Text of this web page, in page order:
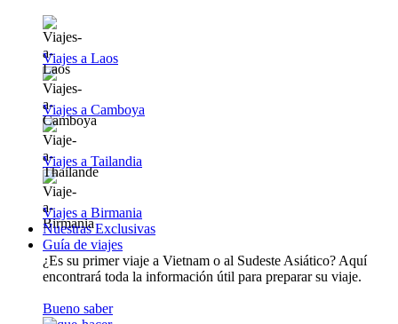
Viajes a Laos
Viajes a Camboya
Viajes a Tailandia
Viajes a Birmania
Nuestras Exclusivas
Guía de viajes
¿Es su primer viaje a Vietnam o al Sudeste Asiático? Aquí
encontrará toda la información útil para preparar su viaje.
Bueno saber